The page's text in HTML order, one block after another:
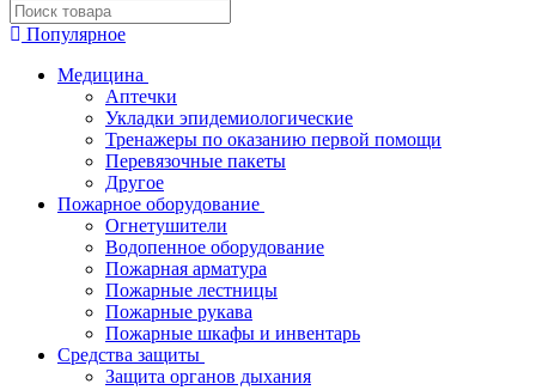
Популярное
Медицина
Аптечки
Укладки эпидемиологические
Тренажеры по оказанию первой помощи
Перевязочные пакеты
Другое
Пожарное оборудование
Огнетушители
Водопенное оборудование
Пожарная арматура
Пожарные лестницы
Пожарные рукава
Пожарные шкафы и инвентарь
Средства защиты
Защита органов дыхания